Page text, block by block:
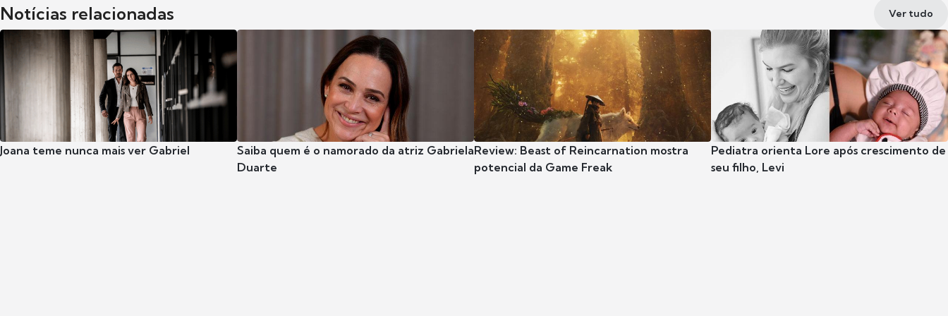
Notícias relacionadas Ver tudo
Joana teme nunca mais ver Gabriel
Saiba quem é o namorado da atriz Gabriela
Duarte
Review: Beast of Reincarnation mostra
potencial da Game Freak
Pediatra orienta Lore após crescimento de
seu filho, Levi